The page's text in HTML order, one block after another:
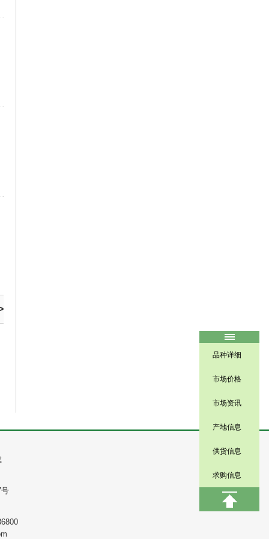
品种详细
市场价格
市场资讯
产地信息
供货信息
求购信息